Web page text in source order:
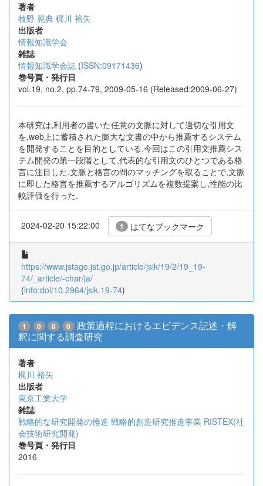
著者
牧野 晃典 梶川 裕矢
出版者
情報知識学会
雑誌
情報知識学会誌 (ISSN:09171436)
巻号頁・発行日
vol.19, no.2, pp.74-79, 2009-05-16 (Released:2009-06-27)
本研究は,利用者の書いた任意の文脈に対して適切な引用文
を,web上に蓄積された膨大な文書の中から推薦するシステム
を開発することを目的としている.今回はこの引用文推薦シス
テム開発の第一段階として,代表的な引用文のひとつである格
言に注目した.文脈と格言の間のマッチングを取ることで,文脈
に即した格言を推薦するアルゴリズムを複数提案し,性能の比
較評価を行った.
2024-02-20 15:22:00 1 はてなブックマーク
https://www.jstage.jst.go.jp/article/jsik/19/2/19_19-
74/_article/-char/ja/
(info:doi/10.2964/jsik.19-74)
1 0 0 0
政策過程におけるエビデンス記述・解
釈に関する調査研究
著者
梶川 裕矢
出版者
東京工業大学
雑誌
戦略的な研究開発の推進 戦略的創造研究推進事業 RISTEX(社
会技術研究開発)
巻号頁・発行日
2016